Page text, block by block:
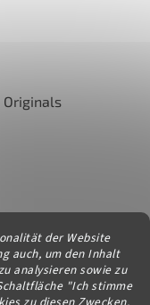
der Website
auch, um den Inhalt
analysieren sowie zu
"Ich stimme
Originals